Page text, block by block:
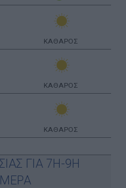
ΚΑΘΑΡΟΣ
ΚΑΘΑΡΟΣ
ΚΑΘΑΡΟΣ
ΓΙΑ 7Η-9Η